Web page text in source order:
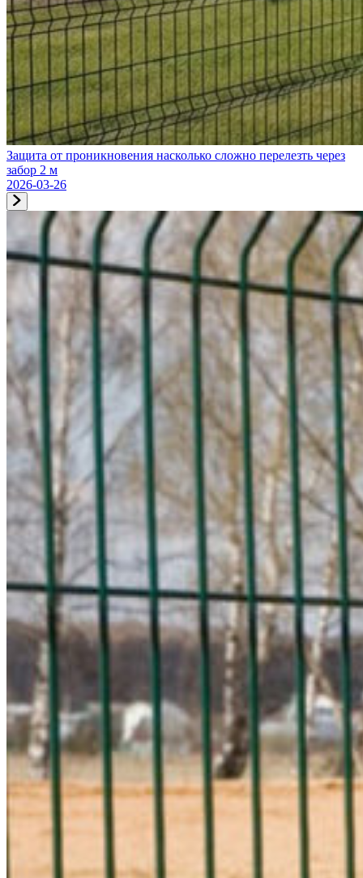
Защита от проникновения насколько сложно перелезть через
забор 2 м
2026-03-26